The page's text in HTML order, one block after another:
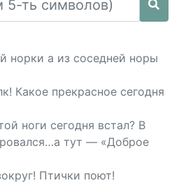
норки а из соседней норы
Какое прекрасное сегодня
ноги сегодня встал? В
тут — «Доброе
Птички поют!